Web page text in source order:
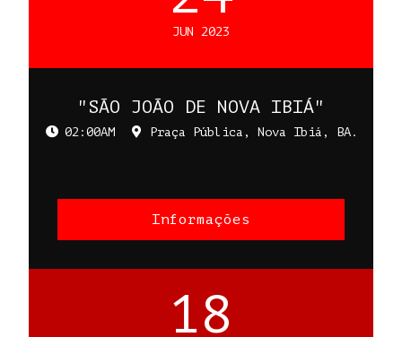
JUN 2023
"SÃO JOÃO DE NOVA IBIÁ"
02:00AM Praça Pública, Nova Ibiá, BA.
Informações
18